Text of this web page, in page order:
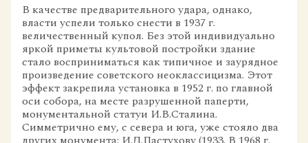
В качестве предварительного удара, однако,
власти успели только снести в 1937 г.
величественный купол. Без этой индивидуально
яркой приметы культовой постройки здание
стало восприниматься как типичное и заурядное
произведение советского неоклассицизма. Этот
эффект закрепила установка в 1952 г. по главной
оси собора, на месте разрушенной паперти,
монументальной статуи И.В.Сталина.
Симметрично ему, с севера и юга, уже стояло два